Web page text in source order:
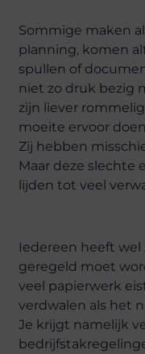
Sommige maken
planning, komen
spullen of
niet zo druk bezig
zijn liever
moeite ervoor
Zij hebben
Maar deze slechte
lijden tot veel
Iedereen heeft
geregeld moet
veel papierwerk
verdwalen als het
Je krijgt namelijk